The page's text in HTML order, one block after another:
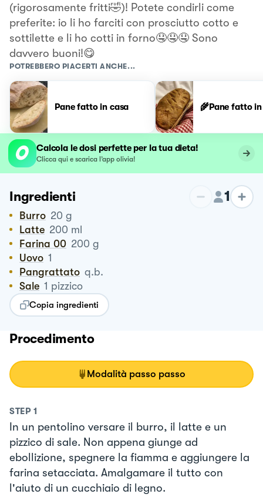
(rigorosamente fritti🤣)! Potete condirli come
preferite: io li ho farciti con prosciutto cotto e
sottilette e li ho cotti in forno🤤🤤🤤 Sono
davvero buoni!😋
POTREBBERO PIACERTI ANCHE...
Pane fatto in casa 🌾Pane fatto
Calcola le dosi perfette per la tua dieta!
Clicca qui e scarica l’app olivia!
Ingredienti 1
Burro 20 g
Latte 200 ml
Farina 00 200 g
Uovo 1
Pangrattato q.b.
Sale 1 pizzico
Copia ingredienti
Procedimento
Modalità passo passo
STEP 1
In un pentolino versare il burro, il latte e un
pizzico di sale. Non appena giunge ad
ebollizione, spegnere la fiamma e aggiungere la
farina setacciata. Amalgamare il tutto con
l'aiuto di un cucchiaio di legno.